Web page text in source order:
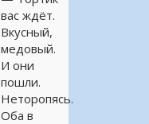
вас ждёт.
Вкусный,
медовый.
И они
пошли.
Неторопясь.
Оба в